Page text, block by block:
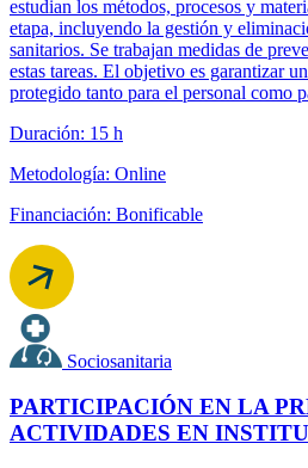
estudian los métodos, procesos y
etapa, incluyendo la gestión y
sanitarios. Se trabajan medidas de
estas tareas. El objetivo es garantizar
protegido tanto para el personal como
Duración: 15 h
Metodología: Online
Financiación: Bonificable
Sociosanitaria
PARTICIPACIÓN EN LA
ACTIVIDADES EN